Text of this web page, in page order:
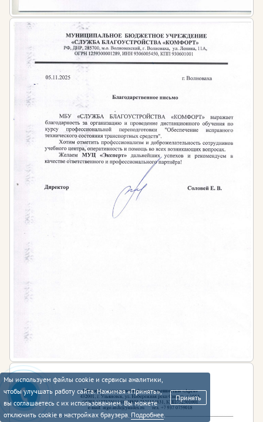
Мы используем файлы cookie и сервисы аналитики,
чтобы улучшать работу сайта. Нажимая «Принять»,
вы соглашаетесь с их использованием. Вы можете
отключить cookie в настройках браузера.Подробнее.
Принять